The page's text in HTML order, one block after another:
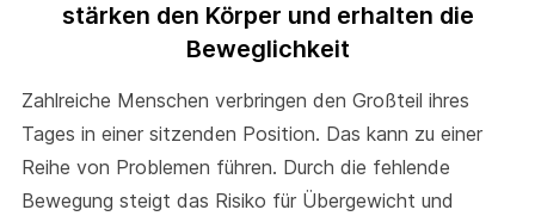
stärken den Körper und erhalten die
Beweglichkeit
Zahlreiche Menschen verbringen den Großteil ihres
Tages in einer sitzenden Position. Das kann zu einer
Reihe von Problemen führen. Durch die fehlende
Bewegung steigt das Risiko für Übergewicht und